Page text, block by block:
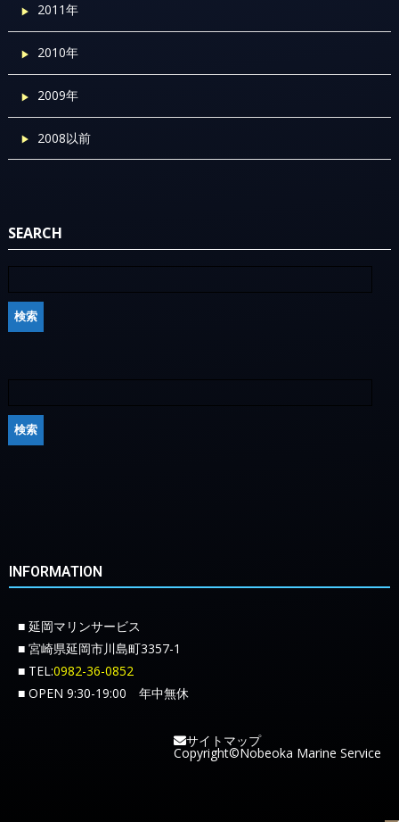
2011年
2010年
2009年
2008以前
SEARCH
INFORMATION
■ 延岡マリンサービス
■ 宮崎県延岡市川島町3357-1
■ TEL:0982-36-0852
■ OPEN 9:30-19:00 年中無休
サイトマップ
Copyright©Nobeoka Marine Service